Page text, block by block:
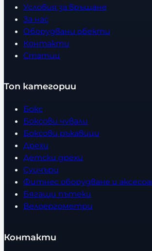
Условия за връщане
За нас
Оборудвани обекти
Контакти
Статии
Топ категории
Бокс
Боксови чували
Боксови ръкавици
Дрехи
Детски дрехи
Суичъри
Фитнес оборудване и
Бягащи пътеки
Велоергометри
Контакти